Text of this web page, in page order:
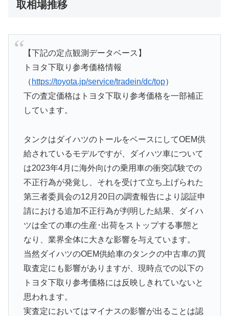
取相場推移
【下記の定点観測データベース】
トヨタ下取り参考価格情報
（ https://toyota.jp/service/tradein/dc/top）
下の査定価格はトヨタ下取り参考価格を一部補正
しています。
タンクはダイハツのトールをベースにしてOEM供
給されているモデルですが、ダイハツ車について
は2023年4月に海外向けの乗用車の衝突試験での
不正行為が発覚し、それを受けて立ち上げられた
第三者委員会の12月20日の調査報告により認証申
請における追加不正行為が判明した結果、ダイハ
ツは全ての車の生産･出荷をストップする事態と
なり、業界全体に大きな影響を与えています。
当然ダイハツのOEM供給車のタンクの中古車の買
取査定にも影響がありますが、現時点での以下の
トヨタ下取り参考価格には反映しきれていないと
思われます。
実査定においてはマイナスの影響が出ることは認